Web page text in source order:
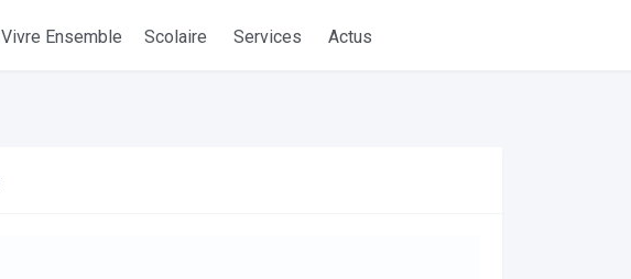
Vivre Ensemble Scolaire Services Actus